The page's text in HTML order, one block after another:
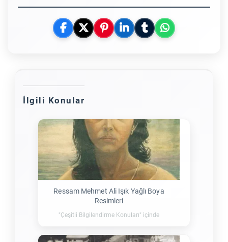
İlgili Konular
Ressam Mehmet Ali Işık Yağlı Boya
Resimleri
"Çeşitli Bilgilendirme Konuları" içinde